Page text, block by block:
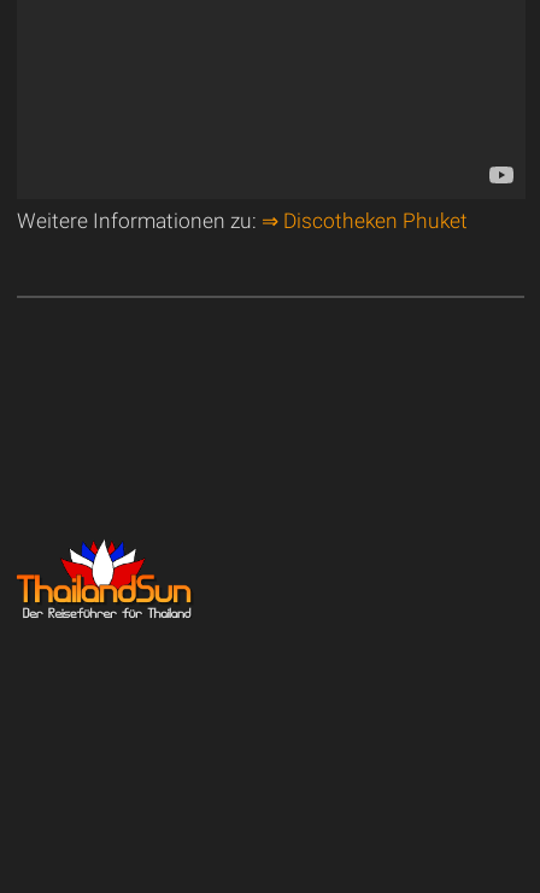
Weitere Informationen zu: ⇒ Discotheken Phuket